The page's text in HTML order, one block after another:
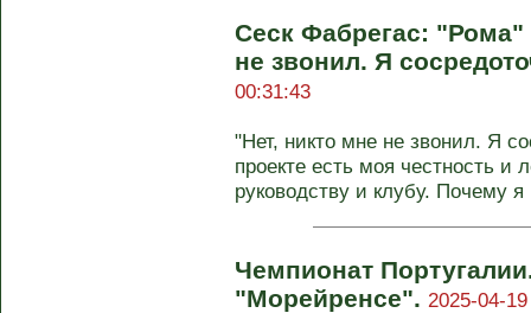
Сеск Фабрегас:
не звонил. Я
00:31:43
"Нет, никто мне не звонил. Я
проекте есть моя честность и
руководству и клубу. Почему я
Чемпионат
"Морейренсе". 2025-04-